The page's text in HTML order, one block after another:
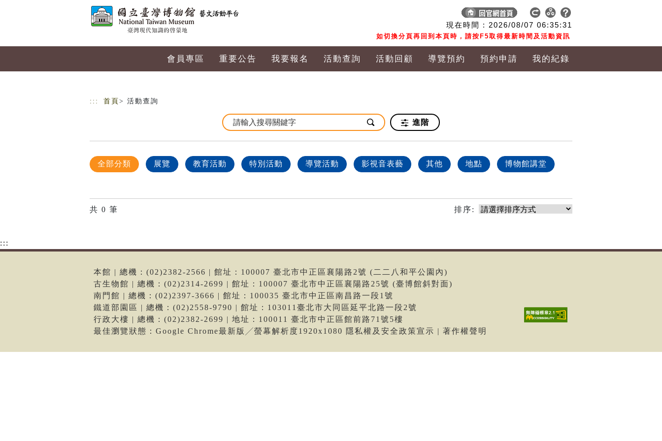
現在時間 : 2026/08/07 06:35:31
如切換分頁再回到本頁時，請按F5取得最新時間及活動資訊
會員專區 重要公告 我要報名 活動查詢 活動回顧 導覽預約 預約申請 我的紀錄
::: 首頁 > 活動查詢
進階
全部分類 展覽 教育活動 特別活動 導覽活動 影視音表藝 其他 地點 博物館講堂
共 0 筆 排序:
:::
本館 | 總機：(02)2382-2566 | 館址：100007 臺北市中正區襄陽路2號 (二二八和平公園內)
古生物館 | 總機：(02)2314-2699 | 館址：100007 臺北市中正區襄陽路25號 (臺博館斜對面)
南門館 | 總機：(02)2397-3666 | 館址：100035 臺北市中正區南昌路一段1號
鐵道部園區 | 總機：(02)2558-9790 | 館址：103011臺北市大同區延平北路一段2號
行政大樓 | 總機：(02)2382-2699 | 地址：100011 臺北市中正區館前路71號5樓
最佳瀏覽狀態：Google Chrome最新版╱螢幕解析度1920x1080 隱私權及安全政策宣示 | 著作權聲明